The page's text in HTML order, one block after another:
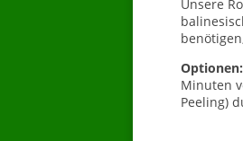
Unsere
Optionen:
Minuten
Peeling)